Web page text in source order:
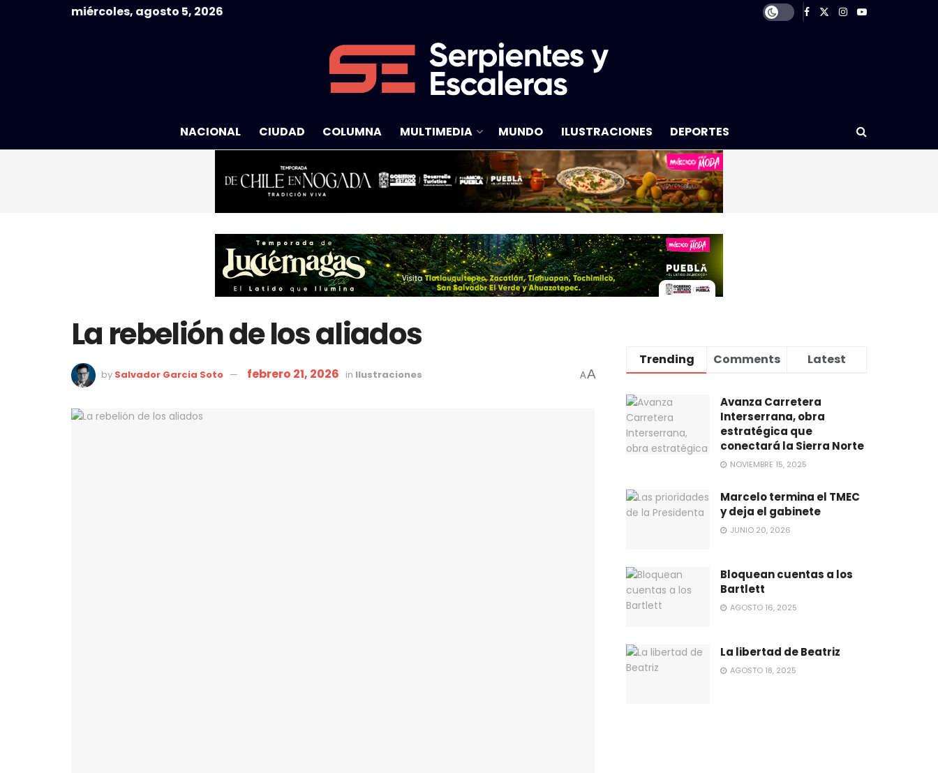
miércoles, agosto 5, 2026
NACIONAL CIUDAD COLUMNA MULTIMEDIA MUNDO ILUSTRACIONES DEPORTES
La rebelión de los aliados
by Salvador Garcia Soto febrero 21, 2026 in Ilustraciones AA
Trending Comments Latest
Avanza Carretera
Interserrana, obra
estratégica que
conectará la Sierra Norte
NOVIEMBRE 15, 2025
Marcelo termina el TMEC
y deja el gabinete
JUNIO 20, 2026
Bloquean cuentas a los
Bartlett
AGOSTO 16, 2025
La libertad de Beatriz
AGOSTO 18, 2025